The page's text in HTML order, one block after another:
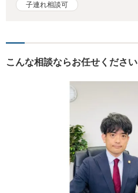
子連れ相談可
こんな相談ならお任せください